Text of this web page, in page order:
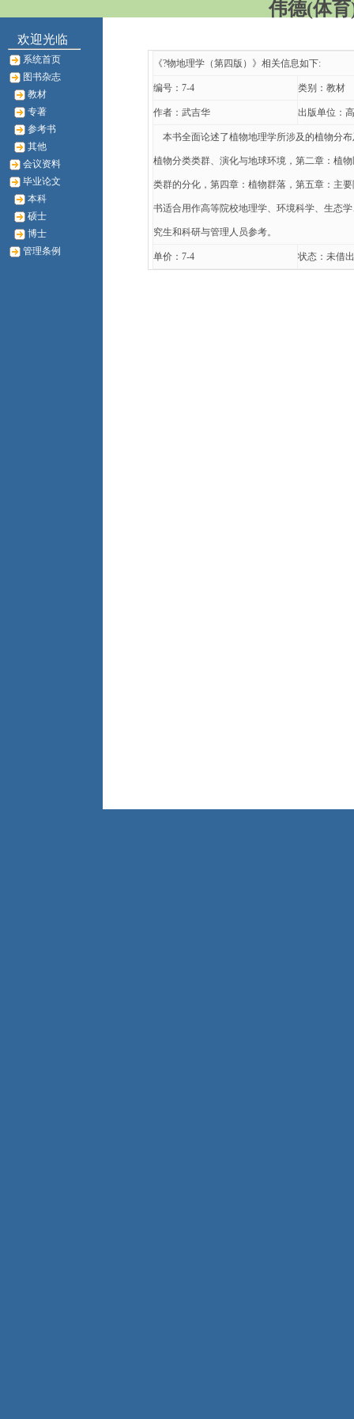
伟德(体
欢迎光临
系统首页
图书杂志
教材
专著
参考书
其他
会议资料
毕业论文
本科
硕士
博士
管理条例
《?物地理学（第四版）》相关信息如下:
编号：7-4 类别：教材
作者：武吉华 出版单位：
本书全面论述了植物地理学所涉及的植物分
植物分类类群、演化与地球环境，第二章：植
类群的分化，第四章：植物群落，第五章：主
书适合用作高等院校地理学、环境科学、生态
究生和科研与管理人员参考。
单价：7-4 状态：未借出